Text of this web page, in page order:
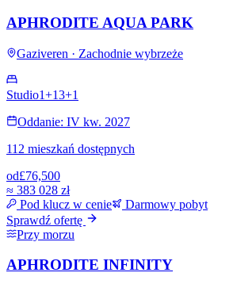
APHRODITE AQUA PARK
Gaziveren · Zachodnie wybrzeże
Studio1+13+1
Oddanie: IV kw. 2027
112 mieszkań dostępnych
od£76,500
≈ 383 028 zł
Pod klucz w cenie
Darmowy pobyt
Sprawdź ofertę
Przy morzu
APHRODITE INFINITY